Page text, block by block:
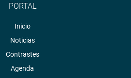
PORTAL
Inicio
Noticias
Contrastes
Agenda